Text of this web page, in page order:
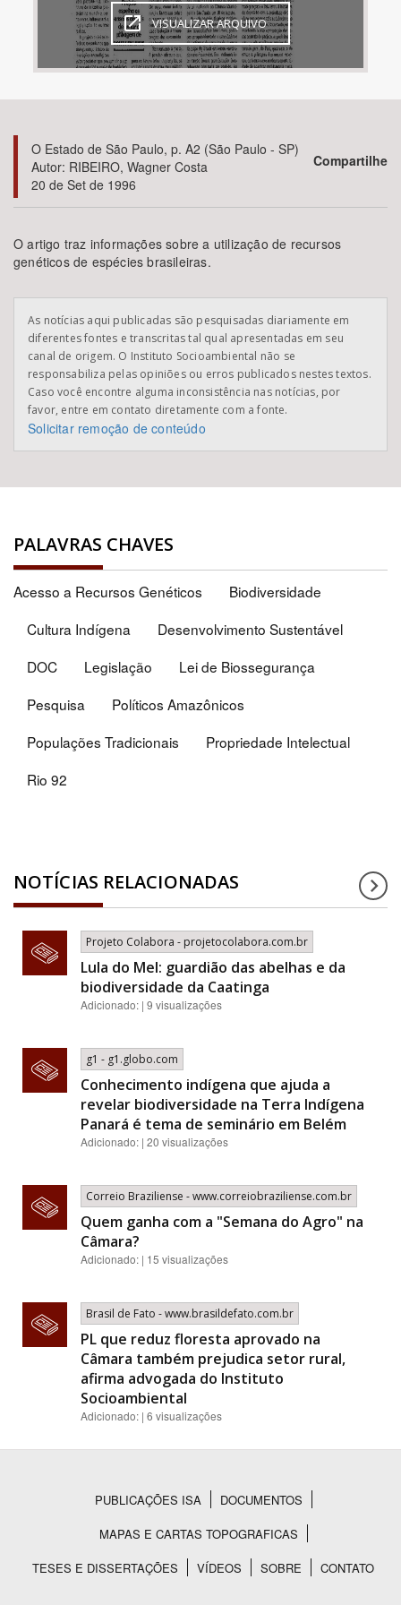
Bioma / Bacia
Subtema
Área de Levantamento
BUSCAR
VISUALIZAR ARQUIVO
O Estado de São Paulo, p. A2 (São Paulo - SP)
Autor: RIBEIRO, Wagner Costa
20 de Set de 1996
Compartilhe
O artigo traz informações sobre a utilização de recursos
genéticos de espécies brasileiras.
As notícias aqui publicadas são pesquisadas diariamente em
diferentes fontes e transcritas tal qual apresentadas em seu
canal de origem. O Instituto Socioambiental não se
responsabiliza pelas opiniões ou erros publicados nestes textos.
Caso você encontre alguma inconsistência nas notícias, por
favor, entre em contato diretamente com a fonte.
Solicitar remoção de conteúdo
PALAVRAS CHAVES
Acesso a Recursos Genéticos
Biodiversidade
Cultura Indígena
Desenvolvimento Sustentável
DOC
Legislação
Lei de Biossegurança
Pesquisa
Políticos Amazônicos
Populações Tradicionais
Propriedade Intelectual
Rio 92
NOTÍCIAS RELACIONADAS
Projeto Colabora - projetocolabora.com.br
Lula do Mel: guardião das abelhas e da
biodiversidade da Caatinga
Adicionado: | 9 visualizações
g1 - g1.globo.com
Conhecimento indígena que ajuda a
revelar biodiversidade na Terra Indígena
Panará é tema de seminário em Belém
Adicionado: | 20 visualizações
Correio Braziliense - www.correiobraziliense.com.br
Quem ganha com a "Semana do Agro" na
Câmara?
Adicionado: | 15 visualizações
Brasil de Fato - www.brasildefato.com.br
PL que reduz floresta aprovado na
Câmara também prejudica setor rural,
afirma advogada do Instituto
Socioambiental
Adicionado: | 6 visualizações
Rodapé
PUBLICAÇÕES ISA
DOCUMENTOS
MAPAS E CARTAS TOPOGRAFICAS
TESES E DISSERTAÇÕES
VÍDEOS SOBRE CONTATO